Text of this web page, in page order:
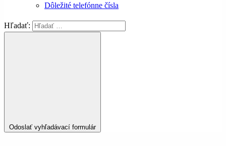
Dôležité telefónne čísla
Hľadať:
Odoslať vyhľadávací formulár